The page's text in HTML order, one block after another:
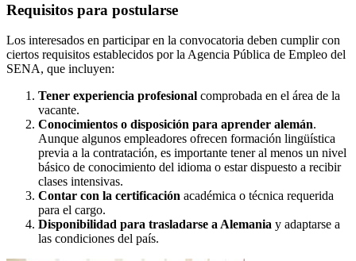
Requisitos para postularse
Los interesados en participar en la convocatoria deben cumplir con
ciertos requisitos establecidos por la Agencia Pública de Empleo del
SENA, que incluyen:
Tener experiencia profesional comprobada en el área de la
vacante.
Conocimientos o disposición para aprender alemán.
Aunque algunos empleadores ofrecen formación lingüística
previa a la contratación, es importante tener al menos un nivel
básico de conocimiento del idioma o estar dispuesto a recibir
clases intensivas.
Contar con la certificación académica o técnica requerida
para el cargo.
Disponibilidad para trasladarse a Alemania y adaptarse a
las condiciones del país.